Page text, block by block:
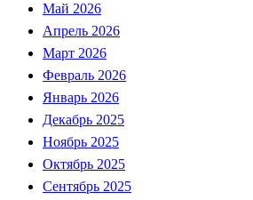
Май 2026
Апрель 2026
Март 2026
Февраль 2026
Январь 2026
Декабрь 2025
Ноябрь 2025
Октябрь 2025
Сентябрь 2025